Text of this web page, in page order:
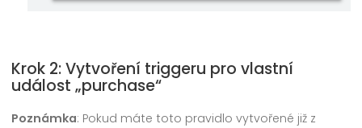
Krok 2: Vytvoření triggeru pro vlastní
událost „purchase“
Poznámka: Pokud máte toto pravidlo vytvořené již z